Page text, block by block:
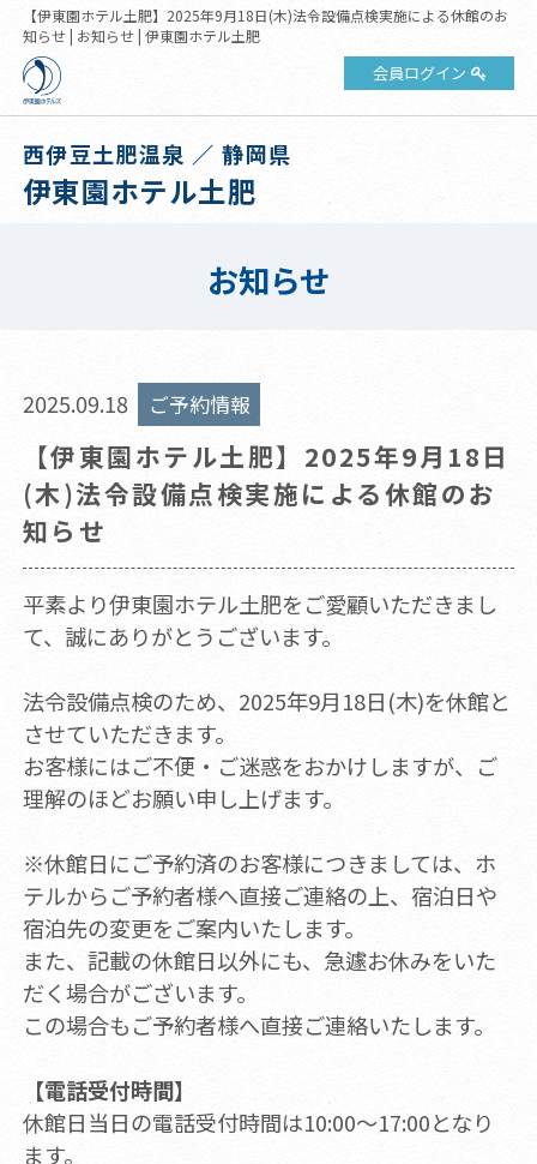
【伊東園ホテル土肥】2025年9月18日(木)法令設備点検実施による休館のお
知らせ | お知らせ | 伊東園ホテル土肥
会員ログイン
西伊豆土肥温泉 ／ 静岡県
伊東園ホテル土肥
お知らせ
2025.09.18 ご予約情報
【伊東園ホテル土肥】2025年9月18日
(木)法令設備点検実施による休館のお
知らせ
平素より伊東園ホテル土肥をご愛顧いただきまし
て、誠にありがとうございます。
法令設備点検のため、2025年9月18日(木)を休館と
させていただきます。
お客様にはご不便・ご迷惑をおかけしますが、ご
理解のほどお願い申し上げます。
※休館日にご予約済のお客様につきましては、ホ
テルからご予約者様へ直接ご連絡の上、宿泊日や
宿泊先の変更をご案内いたします。
また、記載の休館日以外にも、急遽お休みをいた
だく場合がございます。
この場合もご予約者様へ直接ご連絡いたします。
【電話受付時間】
休館日当日の電話受付時間は10:00～17:00となり
ます。